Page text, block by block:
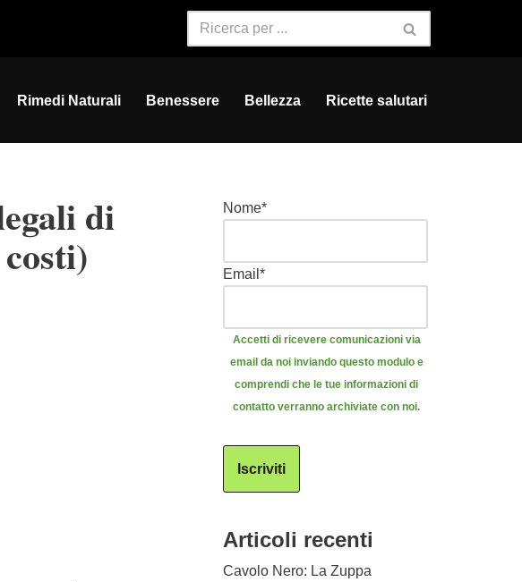
Rimedi Naturali Benessere Bellezza Ricette salutari
di Nome*
Email *
Accetti di ricevere comunicazioni via
email da noi inviando questo modulo e
comprendi che le tue informazioni di
contatto verranno archiviate con noi.
Iscriviti
Articoli recenti
Cavolo Nero: La Zuppa